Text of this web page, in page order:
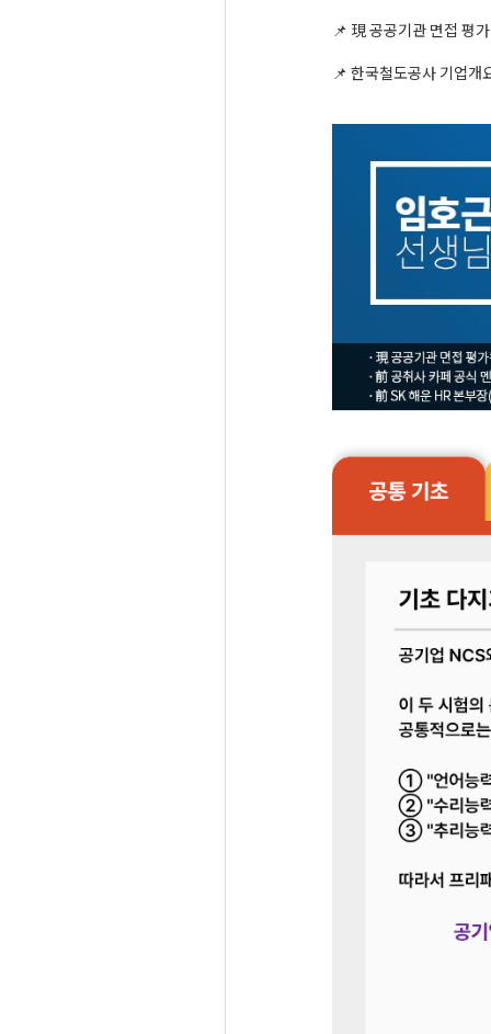
📌 現 공공기관 면접 평
📌 한국철도공사 기업개